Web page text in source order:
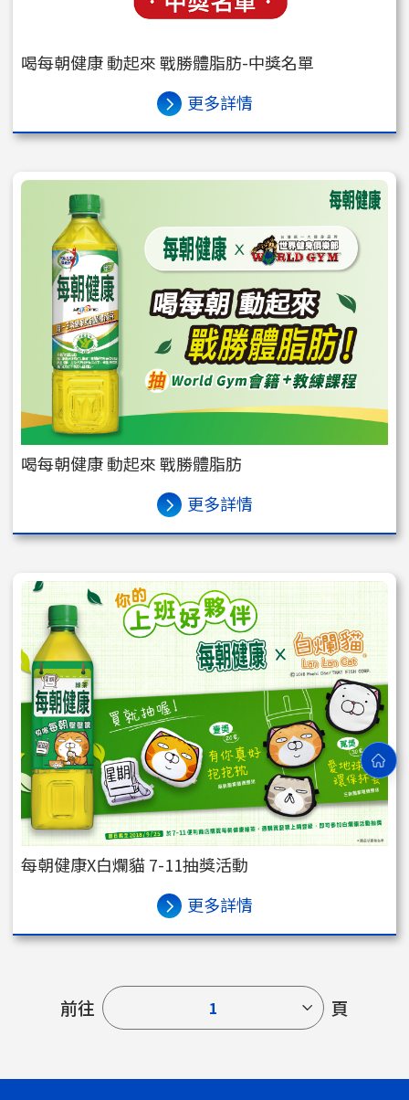
喝每朝健康 動起來 戰勝體脂肪-中獎名單
更多詳情
喝每朝健康 動起來 戰勝體脂肪
更多詳情
每朝健康X白爛貓 7-11抽獎活動
更多詳情
前往 1 頁